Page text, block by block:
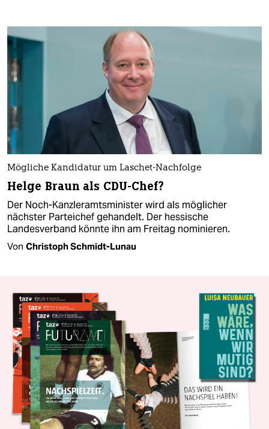
Mögliche Kandidatur um Laschet-Nachfolge
Helge Braun als CDU-Chef?
Der Noch-Kanzleramtsminister wird als möglicher
nächster Parteichef gehandelt. Der hessische
Landesverband könnte ihn am Freitag nominieren.
Von Christoph Schmidt-Lunau